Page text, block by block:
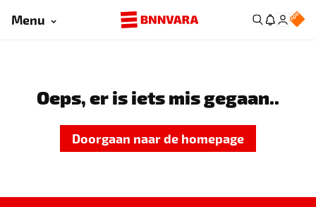
Menu
Oeps, er is iets mis gegaan..
Doorgaan naar de homepage